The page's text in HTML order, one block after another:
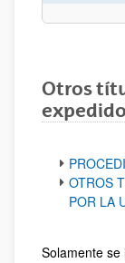
Otros
OTROS
POR LA
Solamente